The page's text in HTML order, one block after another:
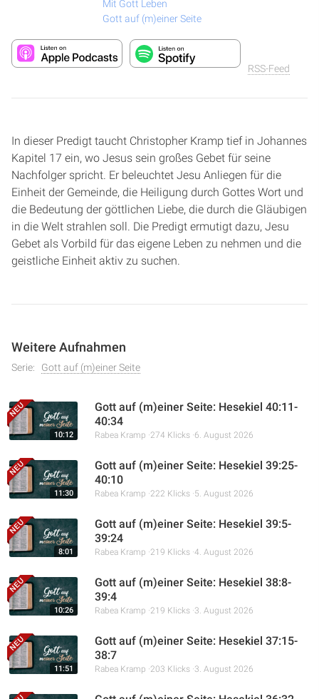
Mit Gott Leben
Gott auf (m)einer Seite
RSS-Feed
In dieser Predigt taucht Christopher Kramp tief in Johannes
Kapitel 17 ein, wo Jesus sein großes Gebet für seine
Nachfolger spricht. Er beleuchtet Jesu Anliegen für die
Einheit der Gemeinde, die Heiligung durch Gottes Wort und
die Bedeutung der göttlichen Liebe, die durch die Gläubigen
in die Welt strahlen soll. Die Predigt ermutigt dazu, Jesu
Gebet als Vorbild für das eigene Leben zu nehmen und die
geistliche Einheit aktiv zu suchen.
Weitere Aufnahmen
Serie: Gott auf (m)einer Seite
10:12
Gott auf (m)einer Seite: Hesekiel 40:11-
40:34
Rabea Kramp 274 Klicks 6. August 2026
11:30
Gott auf (m)einer Seite: Hesekiel 39:25-
40:10
Rabea Kramp 222 Klicks 5. August 2026
8:01
Gott auf (m)einer Seite: Hesekiel 39:5-
39:24
Rabea Kramp 219 Klicks 4. August 2026
10:26
Gott auf (m)einer Seite: Hesekiel 38:8-
39:4
Rabea Kramp 219 Klicks 3. August 2026
11:51
Gott auf (m)einer Seite: Hesekiel 37:15-
38:7
Rabea Kramp 203 Klicks 3. August 2026